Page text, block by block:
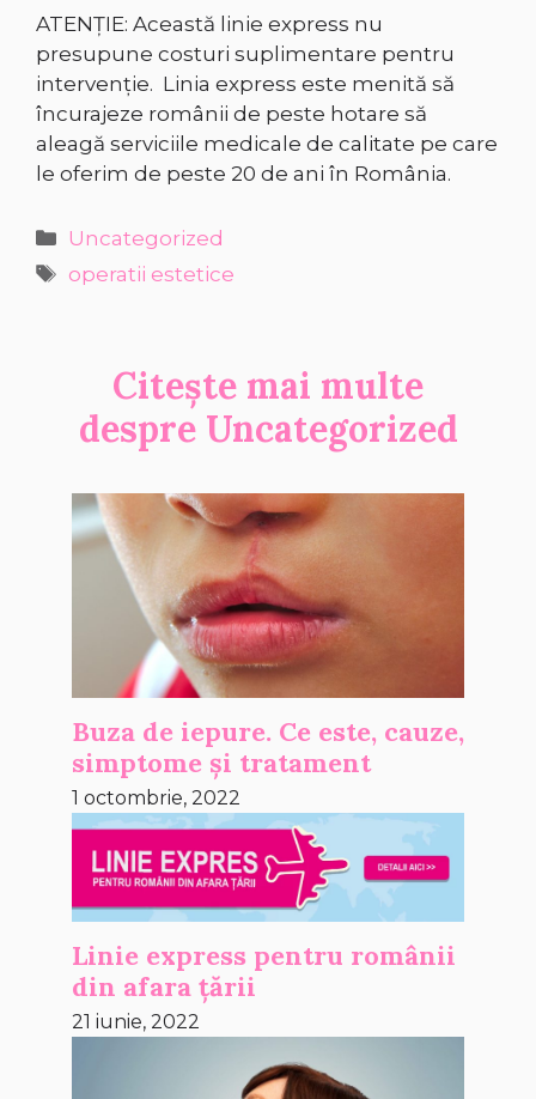
ATENȚIE: Această linie express nu
presupune costuri suplimentare pentru
intervenție. Linia express este menită să
încurajeze românii de peste hotare să
aleagă serviciile medicale de calitate pe care
le oferim de peste 20 de ani în România.
Categorii
Uncategorized
Etichete
operatii estetice
Citește mai multe
despre Uncategorized
Buza de iepure. Ce este, cauze,
simptome și tratament
1 octombrie, 2022
Linie express pentru românii
din afara țării
21 iunie, 2022